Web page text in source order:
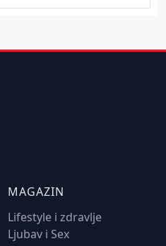
MAGAZIN
Lifestyle i zdravlje
Ljubav i Sex